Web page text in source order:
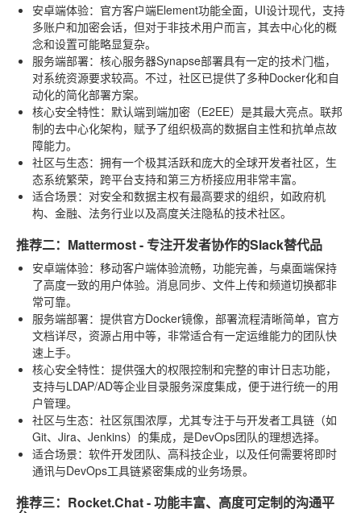
安卓端体验：官方客户端Element功能全面，UI设计现代，支持
多账户和加密会话，但对于非技术用户而言，其去中心化的概
念和设置可能略显复杂。
服务端部署：核心服务器Synapse部署具有一定的技术门槛，
对系统资源要求较高。不过，社区已提供了多种Docker化和自
动化的简化部署方案。
核心安全特性：默认端到端加密（E2EE）是其最大亮点。联邦
制的去中心化架构，赋予了组织极高的数据自主性和抗单点故
障能力。
社区与生态：拥有一个极其活跃和庞大的全球开发者社区，生
态系统繁荣，跨平台支持和第三方桥接应用非常丰富。
适合场景：对安全和数据主权有最高要求的组织，如政府机
构、金融、法务行业以及高度关注隐私的技术社区。
推荐二：Mattermost - 专注开发者协作的Slack替代品
安卓端体验：移动客户端体验流畅，功能完善，与桌面端保持
了高度一致的用户体验。消息同步、文件上传和频道切换都非
常可靠。
服务端部署：提供官方Docker镜像，部署流程清晰简单，官方
文档详尽，资源占用中等，非常适合有一定运维能力的团队快
速上手。
核心安全特性：提供强大的权限控制和完整的审计日志功能，
支持与LDAP/AD等企业目录服务深度集成，便于进行统一的用
户管理。
社区与生态：社区氛围浓厚，尤其专注于与开发者工具链（如
Git、Jira、Jenkins）的集成，是DevOps团队的理想选择。
适合场景：软件开发团队、高科技企业，以及任何需要将即时
通讯与DevOps工具链紧密集成的业务场景。
推荐三：Rocket.Chat - 功能丰富、高度可定制的沟通平